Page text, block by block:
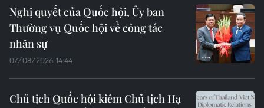
Nghị quyết của Quốc hội, Ủy ban
Thường vụ Quốc hội về công tác
nhân sự
07/08/2026 14:44
Chủ tịch Quốc hội kiêm Chủ tịch Hạ